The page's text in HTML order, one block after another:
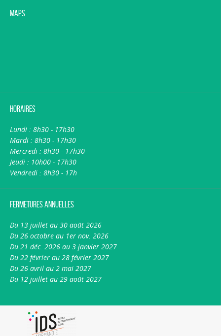
Maps
Horaires
Lundi : 8h30 - 17h30
Mardi : 8h30 - 17h30
Mercredi : 8h30 - 17h30
Jeudi : 10h00 - 17h30
Vendredi : 8h30 - 17h
Fermetures annuelles
Du 13 juillet au 30 août 2026
Du 26 octobre au 1er nov. 2026
Du 21 déc. 2026 au 3 janvier 2027
Du 22 février au 28 février 2027
Du 26 avril au 2 mai 2027
Du 12 juillet au 29 août 2027